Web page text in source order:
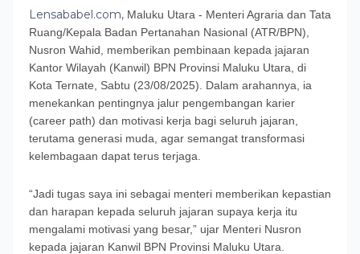
Lensababel.com, Maluku Utara - Menteri Agraria dan Tata
Ruang/Kepala Badan Pertanahan Nasional (ATR/BPN),
Nusron Wahid, memberikan pembinaan kepada jajaran
Kantor Wilayah (Kanwil) BPN Provinsi Maluku Utara, di
Kota Ternate, Sabtu (23/08/2025). Dalam arahannya, ia
menekankan pentingnya jalur pengembangan karier
(career path) dan motivasi kerja bagi seluruh jajaran,
terutama generasi muda, agar semangat transformasi
kelembagaan dapat terus terjaga.
“Jadi tugas saya ini sebagai menteri memberikan kepastian
dan harapan kepada seluruh jajaran supaya kerja itu
mengalami motivasi yang besar,” ujar Menteri Nusron
kepada jajaran Kanwil BPN Provinsi Maluku Utara.